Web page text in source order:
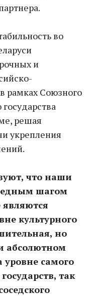
во
и
рамках Союзного
решая
укрепления
что наши
шагом
культурного
но
абсолютном
самого
так